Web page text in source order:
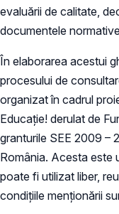
evaluării de calitate,
documentele
În elaborarea acestui
procesului de
organizat în cadrul
Educație! derulat de
granturile SEE 2009 –
România. Acesta este
poate fi utilizat liber,
condițiile menționării